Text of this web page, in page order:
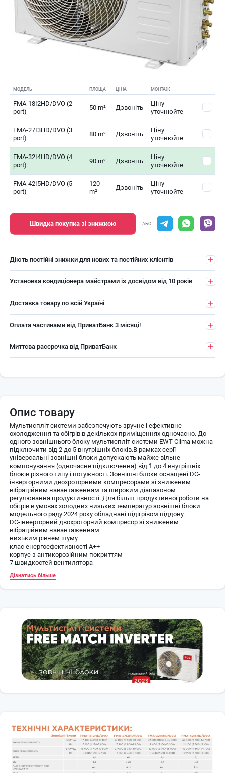
МОДЕЛЬ ПЛОЩА ЦІНА МОНТАЖ
FMA-18I2HD/DVO (2
port)
50 m² Дзвоніть
Ціну
уточнюйте
FMA-27I3HD/DVO (3
port)
80 m² Дзвоніть
Ціну
уточнюйте
FMA-32I4HD/DVO (4
port)
90 m² Дзвоніть
Ціну
уточнюйте
FMA-42I5HD/DVO (5
port)
120
m²
Дзвоніть
Ціну
уточнюйте
Швидка покупка зі знижкою АБО
Діють постійні знижки для нових та постійних клієнтів
Установка кондиціонера майстрами із досвідом від 10 років
Доставка товару по всій Україні
Оплата частинами від ПриватБанк 3 місяці!
Миттєва рассрочка від ПриватБанк
Опис товару
Мультиспліт системи забезпечують зручне і ефективне
охолодження та обігрів в декількох приміщеннях одночасно. До
одного зовнішнього блоку мультиспліт системи EWT Clima можна
підключити від 2 до 5 внутрішніх блоків.В рамках серії
універсальні зовнішні блоки допускають майже вільне
компонування (одночасне підключення) від 1 до 4 внутрішніх
блоків різного типу і потужності. Зовнішні блоки оснащені DС-
інверторними двохроторними компресорами зі зниженим
вібраційним навантаженням та широким діапазоном
регулювання продуктивності. Для більш продуктивної роботи на
обігрів в умовах холодних низьких температур зовнішні блоки
модельного ряду 2024 року обладнані підігрівом піддону.
DС-інверторний двохроторний компресор зі зниженим
вібраційним навантаженням
низьким рівнем шуму
клас енергоефективності А++
корпус з антикорозійним покриттям
7 швидкостей вентилятора
холодоагент R32
Дізнатись більше